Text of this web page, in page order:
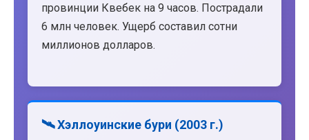
провинции Квебек на 9 часов. Пострадали
6 млн человек. Ущерб составил сотни
миллионов долларов.
🛰️ Хэллоуинские бури (2003 г.)